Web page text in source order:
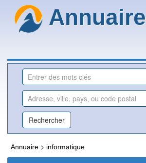
Annuaire
Annuaire > informatique